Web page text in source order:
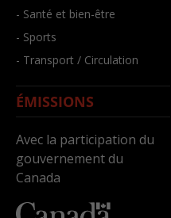
- Santé et bien-être
- Sports
- Transport / Circulation
ÉMISSIONS
Avec la participation du
gouvernement du
Canada